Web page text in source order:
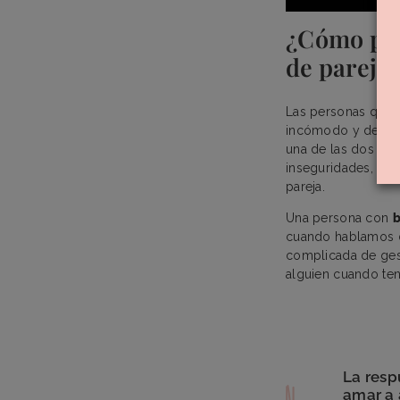
¿Cómo
de pareja?
Las personas que
incómodo y
una de las dos
inseguridades,
pareja.
Una persona con
cuando hablamos
complicada de
alguien cuando
La
amar a